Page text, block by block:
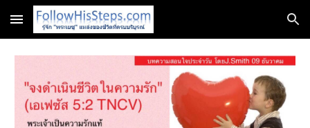
Skip to main content Skip to navigation